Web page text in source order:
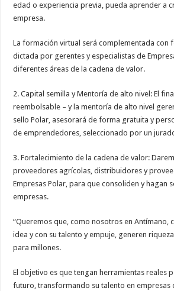
edad o experiencia previa, pueda aprender a
empresa.
La formación virtual será complementada con
dictada por gerentes y especialistas de
diferentes áreas de la cadena de valor.
2. Capital semilla y Mentoría de alto nivel: El
reembolsable – y la mentoría de alto nivel
sello Polar, asesorará de forma gratuita y
de emprendedores, seleccionado por un
3. Fortalecimiento de la cadena de valor:
proveedores agrícolas, distribuidores y
Empresas Polar, para que consoliden y hagan
empresas.
“Queremos que, como nosotros en Antímano,
idea y con su talento y empuje, generen
para millones.
El objetivo es que tengan herramientas reales
futuro, transformando su talento en empresas